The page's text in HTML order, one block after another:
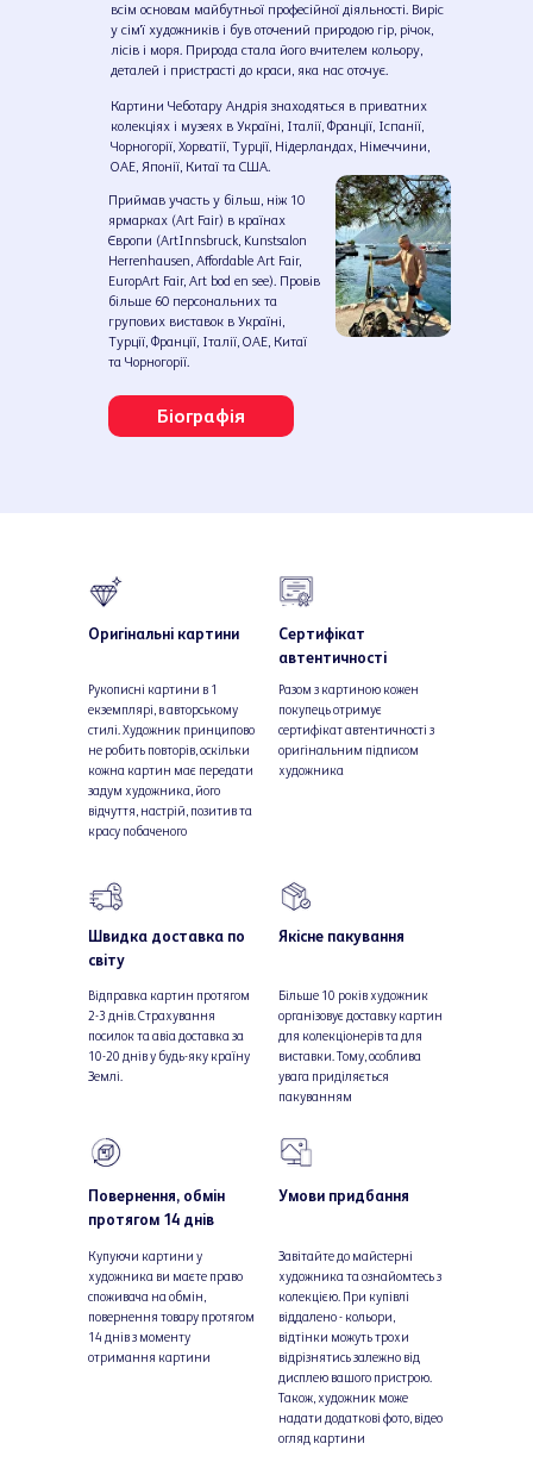
Біографія
всім основам майбутньої професійної діяльності. Виріс
у сім'ї художників і був оточений природою гір, річок,
лісів і моря. Природа стала його вчителем кольору,
деталей і пристрасті до краси, яка нас оточує.
Картини Чеботару Андрія знаходяться в приватних
колекціях і музеях в Україні, Італії, Франції, Іспанії,
Чорногорії, Хорватії, Турції, Нідерландах, Німеччини,
ОАЕ, Японії, Китаї та США.
Приймав участь у більш, ніж 10
ярмарках (Art Fair) в країнах
Європи (ArtInnsbruck, Kunstsalon
Herrenhausen, Affordable Art Fair,
EuropArt Fair, Art bod en see). Провів
більше 60 персональних та
групових виставок в Україні,
Турції, Франції, Італії, ОАЕ, Китаї
та Чорногорії.
Оригінальні картини
Сертифікат
автентичності
Швидка доставка по
світу
Рукописні картини в 1
екземплярі, в авторському
стилі. Художник принципово
не робить повторів, оскільки
кожна картин має передати
задум художника, його
відчуття, настрій, позитив та
красу побаченого
Разом з картиною кожен
покупець отримує
сертифікат автентичності з
оригінальним підписом
художника
Відправка картин протягом
2-3 днів. Страхування
посилок та авіа доставка за
10-20 днів у будь-яку країну
Землі.
Якісне пакування
Повернення, обмін
протягом 14 днів
Умови придбання
Більше 10 років художник
організовує доставку картин
для колекціонерів та для
виставки. Тому, особлива
увага приділяється
пакуванням
Купуючи картини у
художника ви маєте право
споживача на обмін,
повернення товару протягом
14 днів з моменту
отримання картини
Завітайте до майстерні
художника та ознайомтесь з
колекцією. При купівлі
віддалено - кольори,
відтінки можуть трохи
відрізнятись залежно від
дисплею вашого пристрою.
Також, художник може
надати додаткові фото, відео
огляд картини